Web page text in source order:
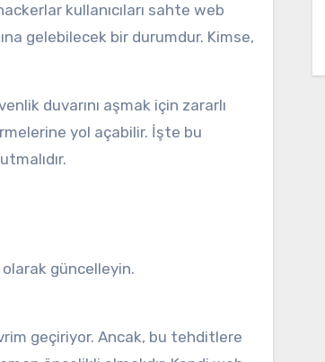
kullanıcıları sahte web
gelebilecek bir durumdur. Kimse,
duvarını aşmak için zararlı
yol açabilir. İşte bu
olarak güncelleyin.
geçiriyor. Ancak, bu tehditlere